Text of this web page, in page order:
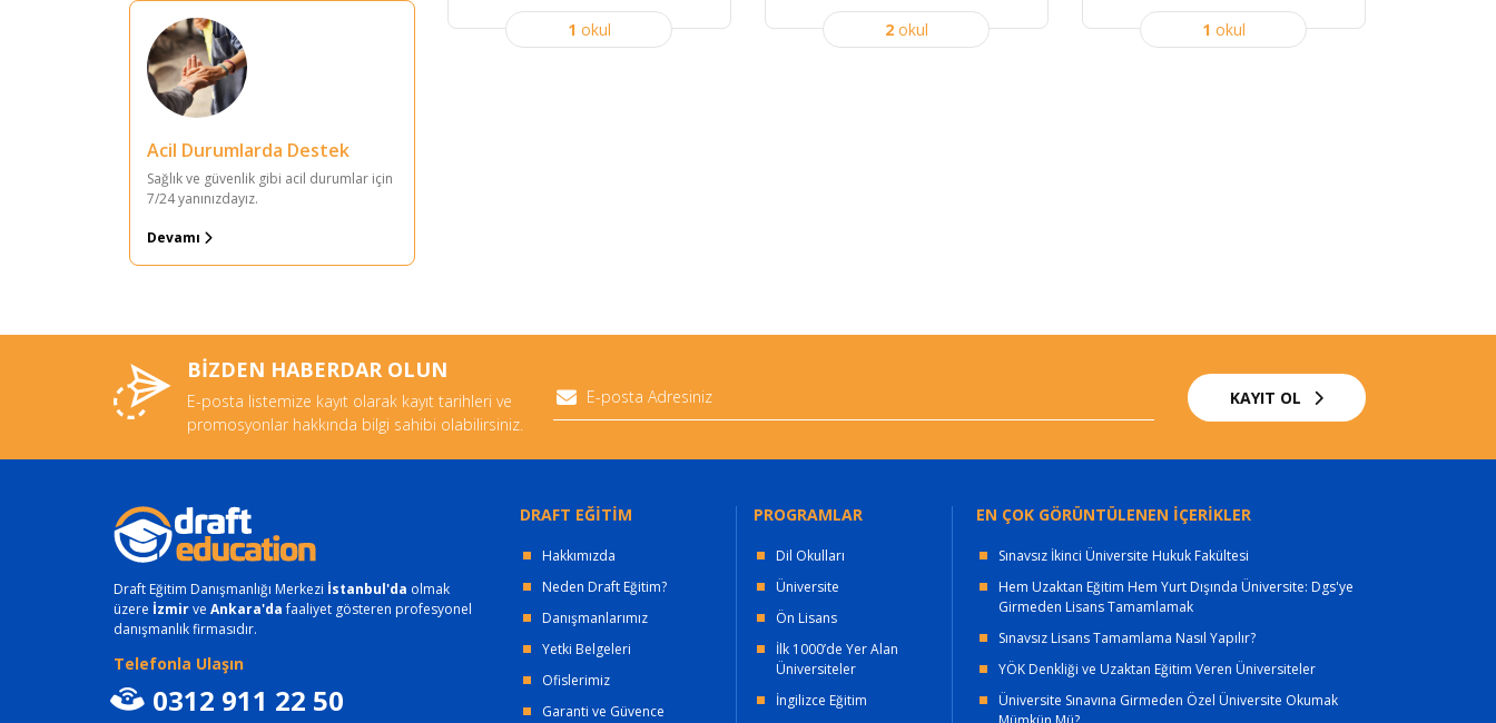
Yarı Yoğun İngilizce (Öğle)
Öğretmenler için İngilizce
English Plus GBS
Sertifikaları - Seviye 3
English Plus GBS Diploma -
Seviye 2
İş İngilizcesi
Acil Durumlarda Destek
Sağlık ve güvenlik gibi acil durumlar için
7/24 yanınızdayız.
Devamı
1 okul 2okul 1 okul
BİZDEN HABERDAR OLUN
E-posta listemize kayıt olarak kayıt tarihleri ve
promosyonlar hakkında bilgi sahibi olabilirsiniz.
KAYIT OL
Draft Eğitim Danışmanlığı Merkezi İstanbul'da olmak
üzere İzmirve Ankara'dafaaliyet gösteren profesyonel
danışmanlık firmasıdır.
Telefonla Ulaşın
0312 911 22 50
DRAFT EĞİTİM
Hakkımızda
Neden Draft Eğitim?
Danışmanlarımız
Yetki Belgeleri
Ofislerimiz
Garanti ve Güvence
PROGRAMLAR
Dil Okulları
Üniversite
Ön Lisans
İlk 1000’de Yer Alan
Üniversiteler
İngilizce Eğitim
EN ÇOK GÖRÜNTÜLENEN İÇERİKLER
Sınavsız İkinci Üniversite Hukuk Fakültesi
Hem Uzaktan Eğitim Hem Yurt Dışında Üniversite: Dgs'ye
Girmeden Lisans Tamamlamak
Sınavsız Lisans Tamamlama Nasıl Yapılır?
YÖK Denkliği ve Uzaktan Eğitim Veren Üniversiteler
Üniversite Sınavına Girmeden Özel Üniversite Okumak